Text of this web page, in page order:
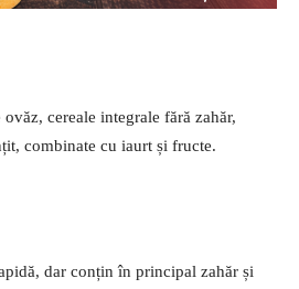
cereale integrale fără zahăr,
combinate cu iaurt și fructe.
dar conțin în principal zahăr și